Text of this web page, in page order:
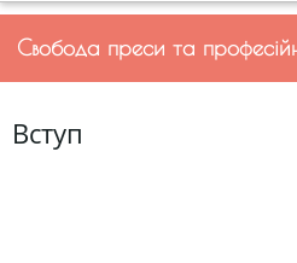
Свобода преси та
Вступ